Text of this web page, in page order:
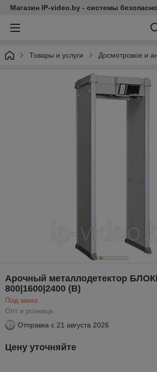
Магазин IP-video.by - системы
Товары и услуги Досмотровое и
Арочный металлодетектор
800|1600|2400 (B)
Под заказ
Опт и розница
Отправка с 21 августа 2026
Цену уточняйте